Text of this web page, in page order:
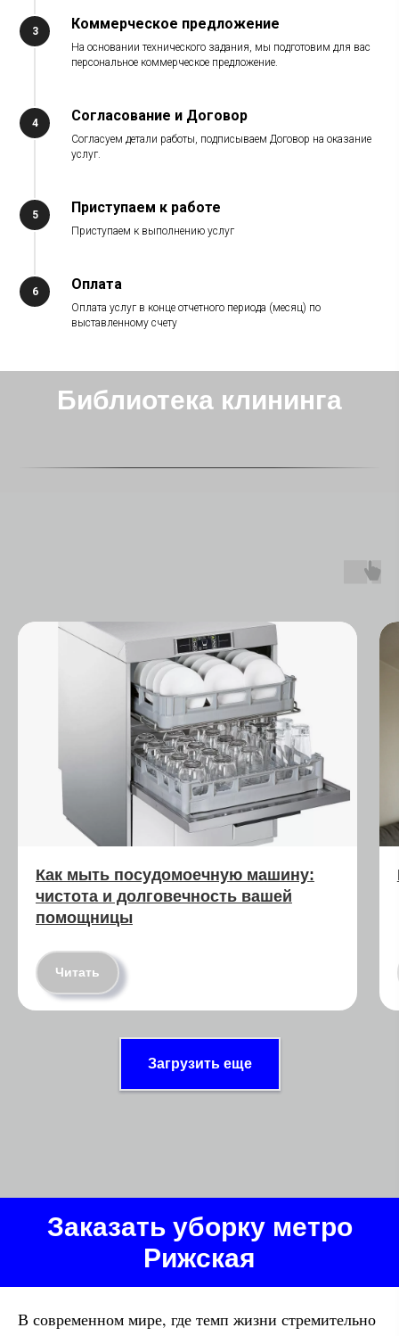
Коммерческое предложение
На основании технического задания, мы подготовим для вас
персональное коммерческое предложение.
Согласование и Договор
Согласуем детали работы, подписываем Договор на оказание
услуг.
Приступаем к работе
Приступаем к выполнению услуг
Оплата
Оплата услуг в конце отчетного периода (месяц) по
выставленному счету
Библиотека клининга
Как мыть посудомоечную машину:
чистота и долговечность вашей
помощницы
Читать
Загрузить еще
Заказать уборку метро
Рижская
В современном мире, где темп жизни стремительно